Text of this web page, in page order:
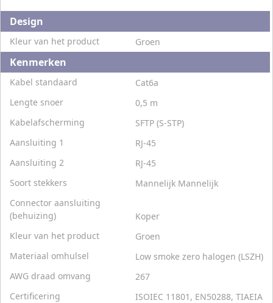
Design
Kleur van het product Groen
Kenmerken
Kabel standaard
Cat6a
Lengte snoer
0,5 m
Kabelafscherming
SFTP (S-STP)
Aansluiting 1
RJ-45
Aansluiting 2
RJ-45
Soort stekkers
Mannelijk Mannelijk
Connector aansluiting
(behuizing)
Koper
Kleur van het product
Groen
Materiaal omhulsel
Low smoke zero halogen (LSZH)
AWG draad omvang
267
Certificering
ISOIEC 11801, EN50288, TIAEIA